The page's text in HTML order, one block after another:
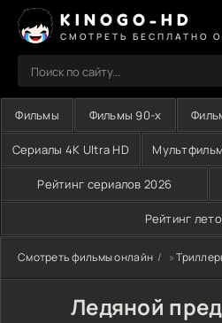
KINOGO-HD
СМОТРЕТЬ БЕСПЛАТНО
Фильмы Фильмы 90-х
Сериалы 4K Ultra HD
Рейтинг сериалов 2026
Рейтинг
Смотреть фильмы онлайн »
Ледяной